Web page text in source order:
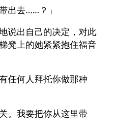
出去……？」
说出自己的决定，对此
凳上的她紧紧抱住福音
任何人拜托你做那种
。我要把你从这里带